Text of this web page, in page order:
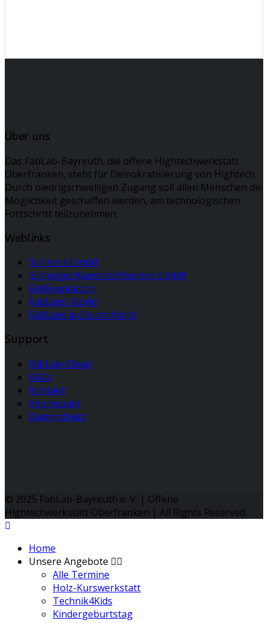
Über uns
Das FabLab-Bayreuth, die offene Hightechwerkstatt
Oberfranken, steht für Demokratisierung von Hightech.
Durch niedrigschwelligen Zugang soll allen Menschen die
Möglichkeit geschaffen werden, am technologischen
Fortschritt teilzunehmen.
Weblinks
Schlenck GmbH
Schlaeger Kunststofftechnik GmbH
FabFoundation
FabLabs-World
FabLabs in Deutschland
Support
FabLab-Cloud
FAQs
Kontakt
Impressum
Datenschutz
© 2025 FabLab-Bayreuth e. V. | Offene
Hightechwerkstatt Oberfranken | All Rights Reserved.
Home
Unsere Angebote
Alle Termine
Holz-Kurswerkstatt
Technik4Kids
Kindergeburtstag